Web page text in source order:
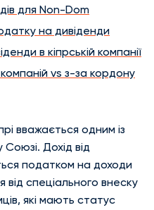
для Non-Dom
на дивіденди
в кіпрській компанії
vs з-за кордону
вважається одним із
Дохід від
податком на доходи
від спеціального внеску
які мають статус